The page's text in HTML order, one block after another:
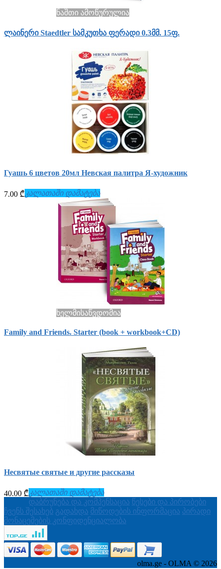
ნაშთი ამოწურულია
ლაინერი Staedtler სამკუთხა ფერადი 0.3მმ. 15ფ.
Гуашь 6 цветов 20мл Невская палитра Я-художник
7.00 ₾ კალათაში დამატება
ხელმისაწვდომია
Family and Friends. Starter (book + workbook+СD)
Несвятые святые и другие рассказы
40.00 ₾ კალათაში დამატება
დაბრუნება და კომპენსაცია წესები და პირობები
ჩვენს შესახებ გადახდა მიწოდების ინფორმაცია პირადი
მონაცემების კონფიდენციალობა
olma.ge - OLMA © 2026